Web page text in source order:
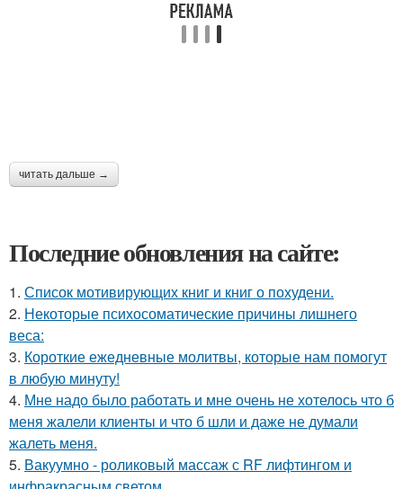
читать дальше →
Последние обновления на сайте:
1. Список мотивирующих книг и книг о похудени.
2. Некоторые психосоматические причины лишнего
веса:
3. Короткие ежедневные молитвы, которые нам помогут
в любую минуту!
4. Мне надо было работать и мне очень не хотелось что б
меня жалели клиенты и что б шли и даже не думали
жалеть меня.
5. Вакуумно - роликовый массаж с RF лифтингом и